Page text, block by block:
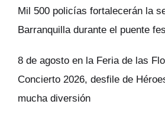
Mil 500 policías fortalecerán la
Barranquilla durante el puente
8 de agosto en la Feria de las
Concierto 2026, desfile de
mucha diversión